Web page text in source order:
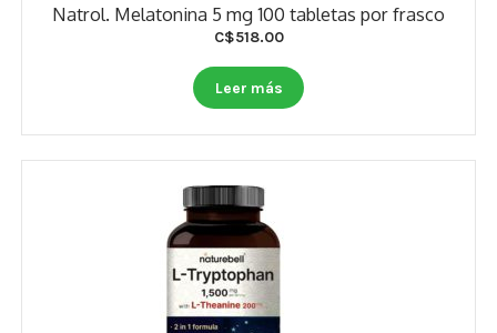
Natrol. Melatonina 5 mg 100 tabletas por frasco
C$518.00
Leer más